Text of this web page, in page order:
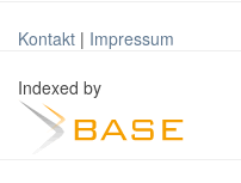
Kontakt | Impressum
Indexed by